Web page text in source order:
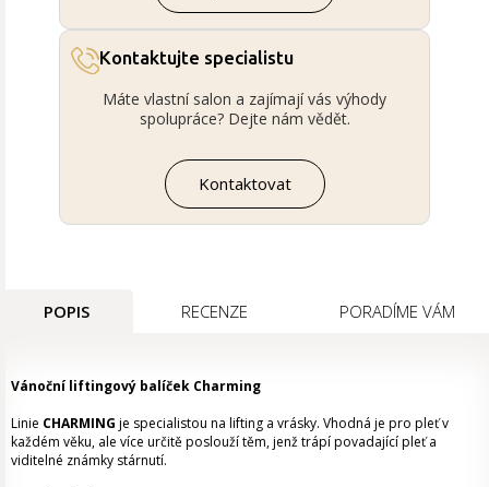
Kontaktujte specialistu
Máte vlastní salon a zajímají vás výhody
spolupráce? Dejte nám vědět.
Kontaktovat
POPIS RECENZE PORADÍME VÁM
Vánoční liftingový balíček Charming
Linie CHARMING je specialistou na lifting a vrásky. Vhodná je pro pleť v
každém věku, ale více určitě poslouží těm, jenž trápí povadající pleť a
viditelné známky stárnutí.